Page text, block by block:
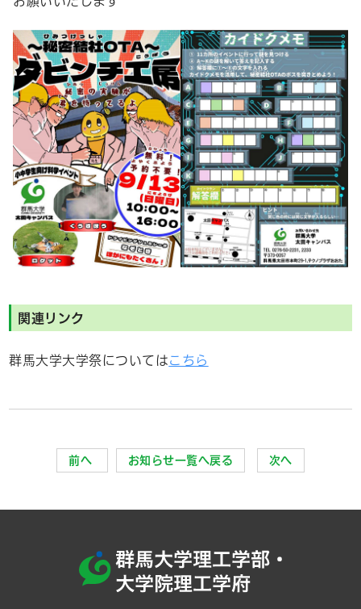
関連リンク
群馬大学大学祭についてはこちら
前へ お知らせ一覧へ戻る 次へ